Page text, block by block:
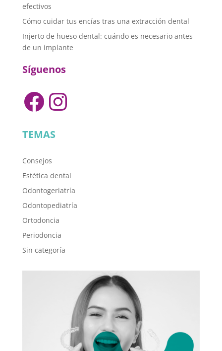
efectivos
Cómo cuidar tus encías tras una extracción dental
Injerto de hueso dental: cuándo es necesario antes
de un implante
Síguenos
Facebook
Instagram
TEMAS
Consejos
Estética dental
Odontogeriatría
Odontopediatría
Ortodoncia
Periodoncia
Sin categoría